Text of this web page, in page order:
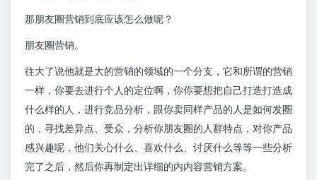
那朋友圈营销到底应该怎么做呢？
朋友圈营销。
往大了说他就是大的营销的领域的一个分支，它和所谓的营销
一样，你要去进行个人的定位啊，你你要想把自己打造打造成
什么样的人，进行竞品分析，跟你卖同样产品的人是如何发圈
的，寻找差异点、受众，分析你朋友圈的人群特点，对你产品
感兴趣呢，他们关心什么、喜欢什么、讨厌什么等等一些分析
完了之后，然后你再制定出详细的内内容营销方案。